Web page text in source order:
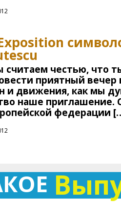
считаем честью, что
приятный вечер
и движения, как мы
наше приглашение.
федерации